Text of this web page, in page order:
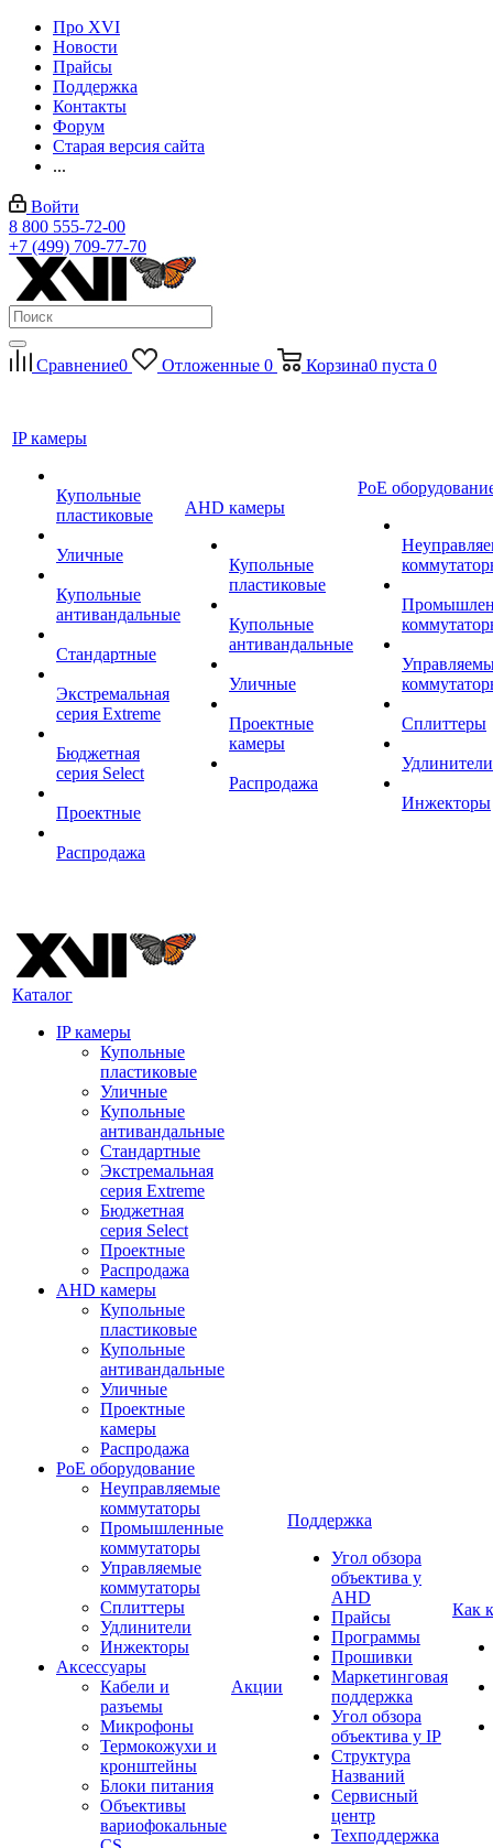
Про XVI
Новости
Прайсы
Поддержка
Контакты
Форум
Старая версия сайта
...
Войти
8 800 555-72-00
+7 (499) 709-77-70
Сравнение0 Отложенные 0 Корзина0 пуста 0
IP камеры
Купольные
пластиковые
Уличные
Купольные
антивандальные
Стандартные
Экстремальная
серия Extreme
Бюджетная
серия Select
Проектные
Распродажа
AHD камеры
Купольные
пластиковые
Купольные
антивандальные
Уличные
Проектные
камеры
Распродажа
PoE
Сплиттеры
Удлинители
Инжекторы
Каталог
IP камеры
Купольные
пластиковые
Уличные
Купольные
антивандальные
Стандартные
Экстремальная
серия Extreme
Бюджетная
серия Select
Проектные
Распродажа
AHD камеры
Купольные
пластиковые
Купольные
антивандальные
Уличные
Проектные
камеры
Распродажа
PoE оборудование
Неуправляемые
коммутаторы
Промышленные
коммутаторы
Управляемые
коммутаторы
Сплиттеры
Удлинители
Инжекторы
Аксессуары
Кабели и
разъемы
Микрофоны
Термокожухи и
кронштейны
Блоки питания
Объективы
вариофокальные
Акции
Поддержка
Угол обзора
объектива у
AHD
Прайсы
Программы
Прошивки
Маркетинговая
поддержка
Угол обзора
объектива у IP
Структура
Названий
Сервисный
центр
Техподдержка
Как